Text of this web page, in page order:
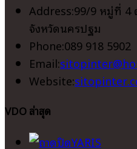
Address:99/9 หมู่ที่ 4
จังหวัดนครปฐม
Phone:089 918 5902
Email:
Website:
VDO ล่าสุด